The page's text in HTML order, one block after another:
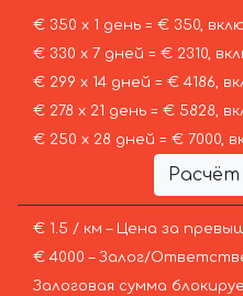
€ 350 х 1 день = € 350,
€ 330 х 7 дней = € 2310,
€ 299 х 14 дней = € 4186,
€ 278 х 21 день = € 5828,
€ 250 х 28 дней = € 7000,
€ 1.5 / км – Цена за
€ 4000 – Залог/
Залоговая сумма